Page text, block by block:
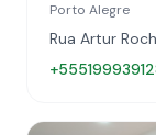
Porto Alegre
Rua Artur